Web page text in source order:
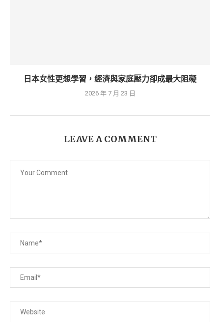
日本女性更想學習，經濟與家庭壓力卻成最大阻礙
2026 年 7 月 23 日
LEAVE A COMMENT